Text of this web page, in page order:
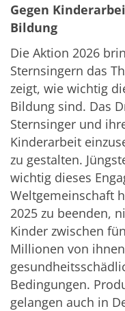
Gegen
Bildung
Die Aktion 2026
Sternsingern das
zeigt, wie wichtig
Bildung sind. Das
Sternsinger und
Kinderarbeit
zu gestalten.
wichtig dieses
Weltgemeinschaft
2025 zu beenden,
Kinder zwischen
Millionen von
Bedingungen.
gelangen auch in